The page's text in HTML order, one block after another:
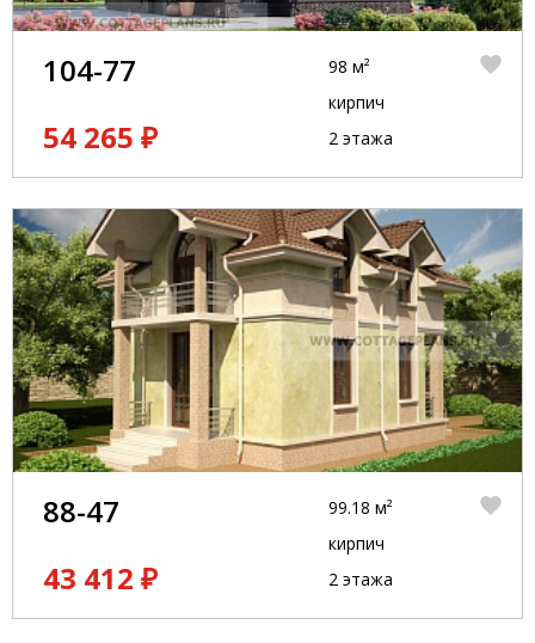
104-77
54 265 ₽
98 м²
кирпич
2 этажа
88-47
43 412 ₽
99.18 м²
кирпич
2 этажа